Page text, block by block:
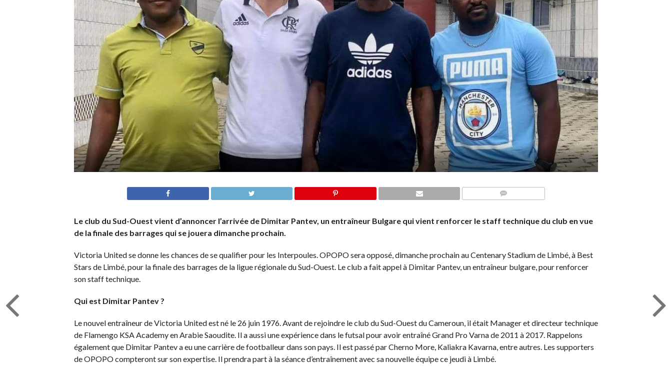
Le club du Sud-Ouest vient d’annoncer l’arrivée de Dimitar Pantev, un entraîneur Bulgare qui vient renforcer le staff technique du club en vue
de la finale des barrages qui se jouera dimanche prochain.
Victoria United se donne les chances de se qualifier pour les Interpoules. OPOPO sera opposé, dimanche prochain au Centenary Stadium de Limbé, à Best
Stars de Limbé, pour la finale des barrages de la ligue régionale du Sud-Ouest. Le club a fait appel à Dimitar Pantev, un entraîneur bulgare, pour renforcer
son staff technique.
Qui est Dimitar Pantev ?
Le nouvel entraîneur de Victoria United est né le 26 juin 1976. Avant de rejoindre le club du Sud-Ouest du Cameroun, il était Manager et directeur technique
de Flamengo KSA Academy en Arabie Saoudite. Il a aussi une expérience dans le futsal pour avoir entraîné Grand Pro Varna de 2011 à 2017. Rappelons
également que Dimitar Pantev a eu une carrière de footballeur dans son pays. Il est passé par Cherno More, Kaliakra Kavarna, entre autres. Les supporters
de OPOPO compteront sur son expertise. Il prendra part à la séance d’entraînement avec sa nouvelle équipe ce jeudi à Limbé.